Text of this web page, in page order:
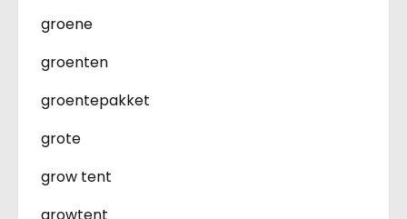
groene
groenten
groentepakket
grote
grow tent